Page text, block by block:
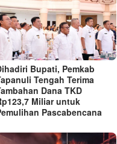
Bupati, Pemkab
Tengah Terima
Dana TKD
Miliar untuk
Pascabencana